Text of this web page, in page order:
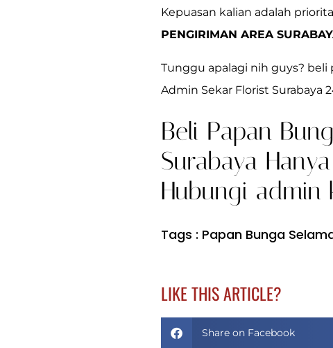
Kepuasan kalian adalah
PENGIRIMAN AREA
Tunggu apalagi nih guys?
Admin Sekar Florist Surabaya
Beli Papan
Surabaya
Hubungi admin
Tags : Papan Bunga
LIKE THIS ARTICLE?
Share on Facebook